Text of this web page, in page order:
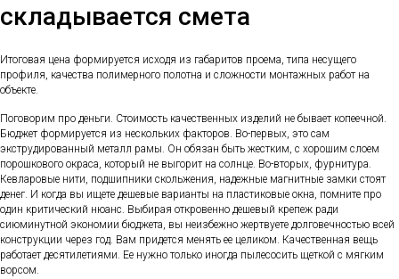
складывается смета
Итоговая цена формируется исходя из габаритов проема, типа несущего
профиля, качества полимерного полотна и сложности монтажных работ на
объекте.
Поговорим про деньги. Стоимость качественных изделий не бывает копеечной.
Бюджет формируется из нескольких факторов. Во-первых, это сам
экструдированный металл рамы. Он обязан быть жестким, с хорошим слоем
порошкового окраса, который не выгорит на солнце. Во-вторых, фурнитура.
Кевларовые нити, подшипники скольжения, надежные магнитные замки стоят
денег. И когда вы ищете дешевые варианты на пластиковые окна, помните про
один критический нюанс. Выбирая откровенно дешевый крепеж ради
сиюминутной экономии бюджета, вы неизбежно жертвуете долговечностью всей
конструкции через год. Вам придется менять ее целиком. Качественная вещь
работает десятилетиями. Ее нужно только иногда пылесосить щеткой с мягким
ворсом.